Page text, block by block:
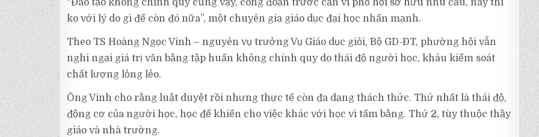
“Đào tạo không chính quy cũng vậy, công đoạn trước cần vì phố hội sở hữu nhu cầu, nay thì
ko với lý do gì để còn đó nữa”, một chuyên gia giáo dục đại học nhấn mạnh.
Theo TS Hoàng Ngọc Vinh – nguyên vụ trưởng Vụ Giáo dục giỏi, Bộ GD-ĐT, phường hội vẫn
nghi ngại giá trị văn bằng tập huấn không chính quy do thái độ người học, khâu kiểm soát
chất lượng lỏng lẻo.
Ông Vinh cho rằng luật duyệt rồi nhưng thực tế còn đa dạng thách thức. Thứ nhất là thái độ,
động cơ của người học, học để khiến cho việc khác với học vì tấm bằng. Thứ 2, tùy thuộc thầy
giáo và nhà trường.